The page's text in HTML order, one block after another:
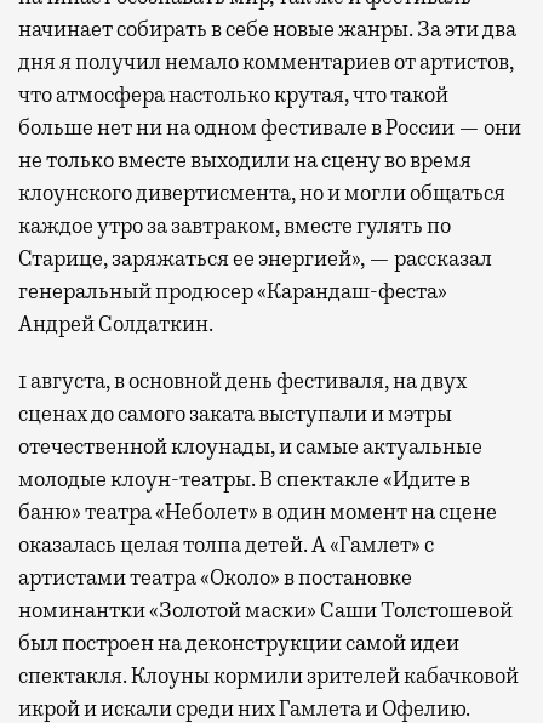
начинает собирать в себе новые жанры. За эти два
дня я получил немало комментариев от артистов,
что атмосфера настолько крутая, что такой
больше нет ни на одном фестивале в России — они
не только вместе выходили на сцену во время
клоунского дивертисмента, но и могли общаться
каждое утро за завтраком, вместе гулять по
Старице, заряжаться ее энергией», — рассказал
генеральный продюсер «Карандаш-феста»
Андрей Солдаткин.
1 августа, в основной день фестиваля, на двух
сценах до самого заката выступали и мэтры
отечественной клоунады, и самые актуальные
молодые клоун-театры. В спектакле «Идите в
баню» театра «Неболет» в один момент на сцене
оказалась целая толпа детей. А «Гамлет» с
артистами театра «Около» в постановке
номинантки «Золотой маски» Саши Толстошевой
был построен на деконструкции самой идеи
спектакля. Клоуны кормили зрителей кабачковой
икрой и искали среди них Гамлета и Офелию.